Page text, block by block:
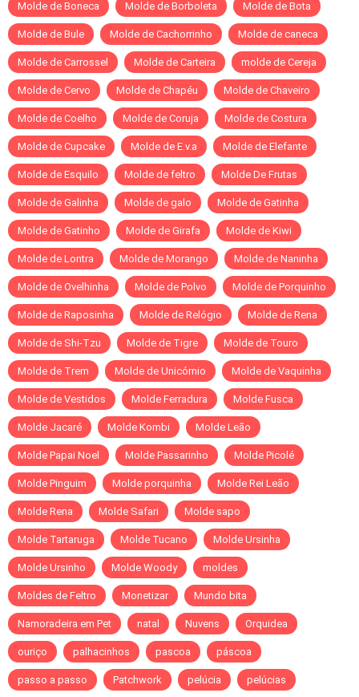
Molde de Boneca Molde de Borboleta Molde de Bota
Molde de Bule Molde de Cachorrinho Molde de caneca
Molde de Carrossel Molde de Carteira molde de Cereja
Molde de Cervo Molde de Chapéu Molde de Chaveiro
Molde de Coelho Molde de Coruja Molde de Costura
Molde de Cupcake Molde de E.v.a Molde de Elefante
Molde de Esquilo Molde de feltro Molde De Frutas
Molde de Galinha Molde de galo Molde de Gatinha
Molde de Gatinho Molde de Girafa Molde de Kiwi
Molde de Lontra Molde de Morango Molde de Naninha
Molde de Ovelhinha Molde de Polvo Molde de Porquinho
Molde de Raposinha Molde de Relógio Molde de Rena
Molde de Shi-Tzu Molde de Tigre Molde de Touro
Molde de Trem Molde de Unicórnio Molde de Vaquinha
Molde de Vestidos Molde Ferradura Molde Fusca
Molde Jacaré Molde Kombi Molde Leão
Molde Papai Noel Molde Passarinho Molde Picolé
Molde Pinguim Molde porquinha Molde Rei Leão
Molde Rena Molde Safari Molde sapo
Molde Tartaruga Molde Tucano Molde Ursinha
Molde Ursinho Molde Woody moldes
Moldes de Feltro Monetizar Mundo bita
Namoradeira em Pet natal Nuvens Orquidea
ouriço palhacinhos pascoa páscoa
passo a passo Patchwork pelúcia pelúcias